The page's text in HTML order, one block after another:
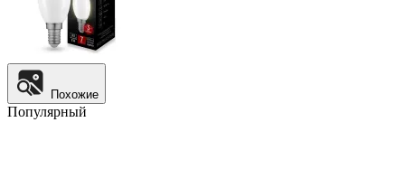
Похожие
Популярный